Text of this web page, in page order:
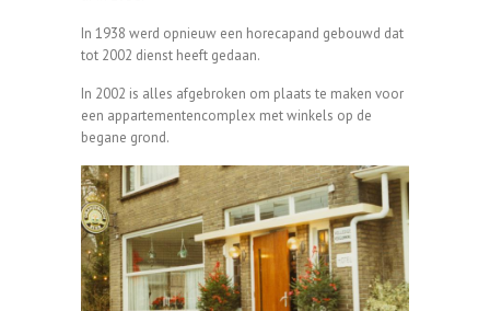
In 1938 werd opnieuw een horecapand gebouwd dat
tot 2002 dienst heeft gedaan.
In 2002 is alles afgebroken om plaats te maken voor
een appartementencomplex met winkels op de
begane grond.